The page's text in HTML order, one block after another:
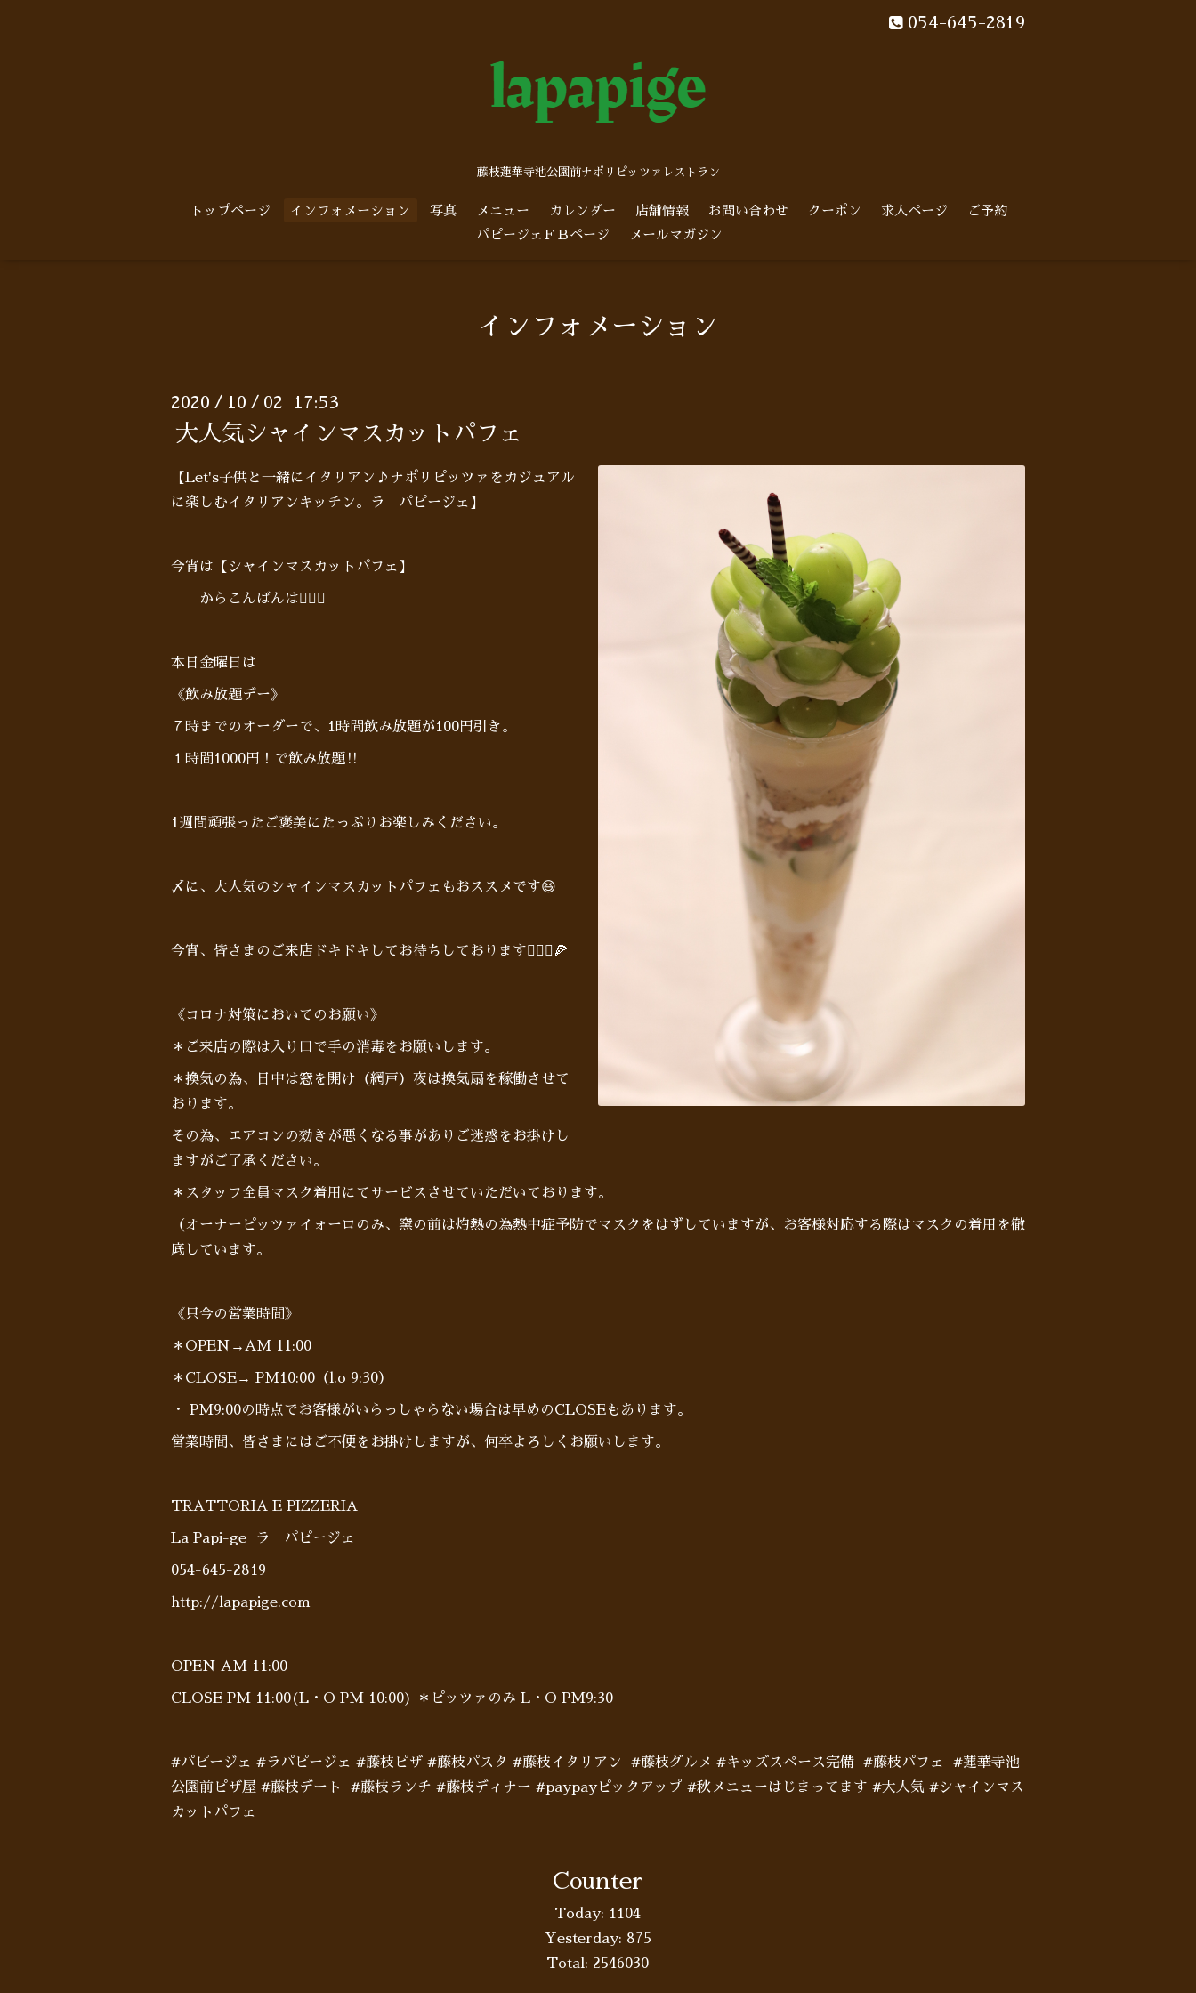
054-645-2819
藤枝蓮華寺池公園前ナポリピッツァレストラン
トップページ インフォメーション 写真 メニュー カレンダー 店舗情報 お問い合わせ クーポン 求人ページ
ご予約
パピージェＦＢページ
メールマガジン
インフォメーション
2020 / 10 / 02 17:53
大人気シャインマスカットパフェ
【Let's子供と一緒にイタリアン♪ナポリピッツァをカジュアル
に楽しむイタリアンキッチン。ラ パピージェ】
今宵は【シャインマスカットパフェ】
からこんばんは🙋🏻‍♂️
本日金曜日は
《飲み放題デー》
７時までのオーダーで、1時間飲み放題が100円引き。
１時間1000円！で飲み放題‼︎
1週間頑張ったご褒美にたっぷりお楽しみください。
〆に、大人気のシャインマスカットパフェもおススメです😆
今宵、皆さまのご来店ドキドキしてお待ちしております🙋🏻‍♂️🍕
《コロナ対策においてのお願い》
＊ご来店の際は入り口で手の消毒をお願いします。
＊換気の為、日中は窓を開け（網戸）夜は換気扇を稼働させて
おります。
その為、エアコンの効きが悪くなる事がありご迷惑をお掛けし
ますがご了承ください。
＊スタッフ全員マスク着用にてサービスさせていただいております。
（オーナーピッツァイォーロのみ、窯の前は灼熱の為熱中症予防でマスクをはずしていますが、お客様対応する際はマスクの着用を徹
底しています。
《只今の営業時間》
＊OPEN→AM 11:00
＊CLOSE→ PM10:00（l.o 9:30）
・ PM9:00の時点でお客様がいらっしゃらない場合は早めのCLOSEもあります。
営業時間、皆さまにはご不便をお掛けしますが、何卒よろしくお願いします。
TRATTORIA E PIZZERIA
La Papi-ge ラ パピージェ
054-645-2819
http://lapapige.com
OPEN AM 11:00
CLOSE PM 11:00(L・O PM 10:00) ＊ピッツァのみ L・O PM9:30
#パピージェ #ラパピージェ #藤枝ピザ #藤枝パスタ #藤枝イタリアン #藤枝グルメ #キッズスペース完備 #藤枝パフェ #蓮華寺池
公園前ピザ屋 #藤枝デート #藤枝ランチ #藤枝ディナー #paypayピックアップ #秋メニューはじまってます #大人気 #シャインマス
カットパフェ
Counter
Today: 1104
Yesterday: 875
Total: 2546030